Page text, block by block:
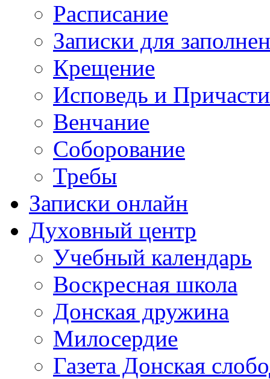
Расписание
Записки для
Крещение
Исповедь и
Венчание
Соборование
Требы
Записки онлайн
Духовный центр
Учебный календарь
Воскресная школа
Донская дружина
Милосердие
Газета Донская